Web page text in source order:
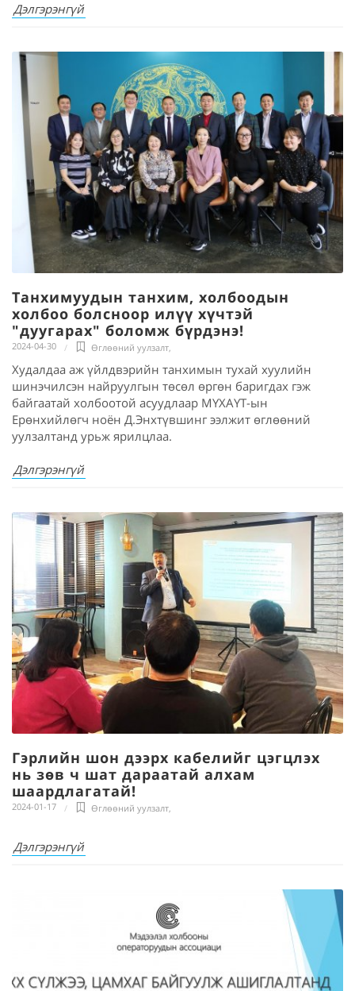
Дэлгэрэнгүй
Танхимуудын танхим, холбоодын
холбоо болсноор илүү хүчтэй
"дуугарах" боломж бүрдэнэ!
2024-04-30 Өглөөний уулзалт,
Худалдаа аж үйлдвэрийн танхимын тухай хуулийн
шинэчилсэн найруулгын төсөл өргөн баригдах гэж
байгаатай холбоотой асуудлаар МҮХАҮТ-ын
Ерөнхийлөгч ноён Д.Энхтүвшинг ээлжит өглөөний
уулзалтанд урьж ярилцлаа.
Дэлгэрэнгүй
Гэрлийн шон дээрх кабелийг цэгцлэх
нь зөв ч шат дараатай алхам
шаардлагатай!
2024-01-17 Өглөөний уулзалт,
Дэлгэрэнгүй